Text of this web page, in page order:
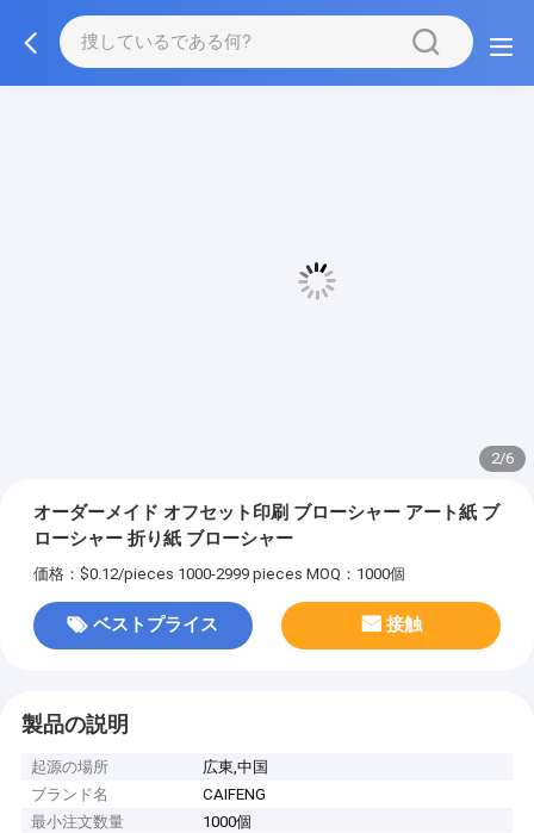
3/6
オーダーメイド オフセット印刷 ブローシャー アート紙 ブ
ローシャー 折り紙 ブローシャー
価格：$0.12/pieces 1000-2999 pieces MOQ：1000個
ベストプライス 接触
製品の説明
起源の場所
広東,中国
ブランド名
CAIFENG
最小注文数量
1000個